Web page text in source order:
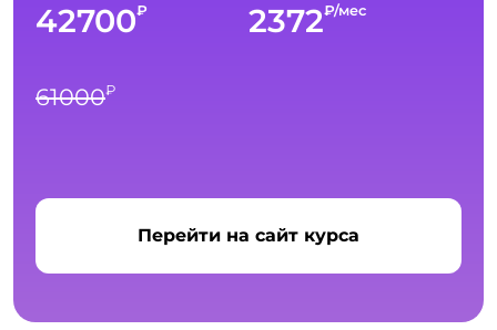
42700₽
61000₽
2372₽/мес
Перейти на сайт курса